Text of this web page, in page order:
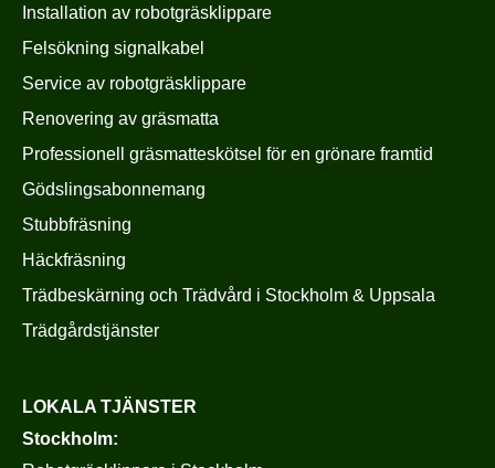
Installation av robotgräsklippare
Felsökning signalkabel
Service av robotgräsklippare
Renovering av gräsmatta
Professionell gräsmatteskötsel för en grönare framtid
Gödslingsabonnemang
Stubbfräsning
Häckfräsning
Trädbeskärning och Trädvård i Stockholm & Uppsala
Trädgårdstjänster
LOKALA TJÄNSTER
Stockholm: